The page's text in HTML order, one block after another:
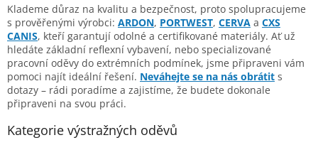
Klademe důraz na kvalitu a bezpečnost, proto spolupracujeme
s prověřenými výrobci: ARDON, PORTWEST, CERVA a CXS
CANIS, kteří garantují odolné a certifikované materiály. Ať už
hledáte základní reflexní vybavení, nebo specializované
pracovní oděvy do extrémních podmínek, jsme připraveni vám
pomoci najít ideální řešení. Neváhejte se na nás obrátit s
dotazy – rádi poradíme a zajistíme, že budete dokonale
připraveni na svou práci.
Kategorie výstražných oděvů